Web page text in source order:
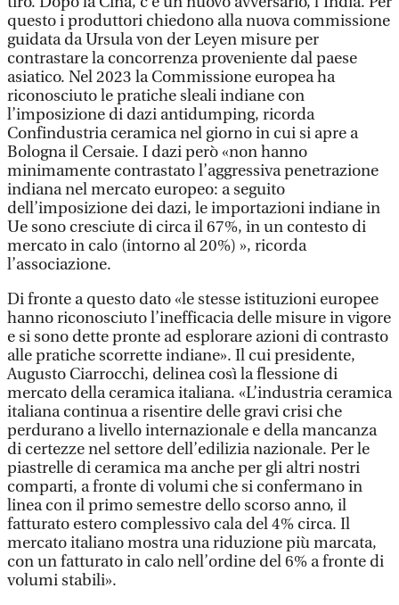
questo i produttori chiedono alla nuova commissione
guidata da Ursula von der Leyen misure per
contrastare la concorrenza proveniente dal paese
asiatico. Nel 2023 la Commissione europea ha
riconosciuto le pratiche sleali indiane con
l’imposizione di dazi antidumping, ricorda
Confindustria ceramica nel giorno in cui si apre a
Bologna il Cersaie. I dazi però «non hanno
minimamente contrastato l’aggressiva penetrazione
indiana nel mercato europeo: a seguito
dell’imposizione dei dazi, le importazioni indiane in
Ue sono cresciute di circa il 67%, in un contesto di
mercato in calo (intorno al 20%) », ricorda
l’associazione.
Di fronte a questo dato «le stesse istituzioni europee
hanno riconosciuto l’inefficacia delle misure in vigore
e si sono dette pronte ad esplorare azioni di contrasto
alle pratiche scorrette indiane». Il cui presidente,
Augusto Ciarrocchi, delinea così la flessione di
mercato della ceramica italiana. «L’industria ceramica
italiana continua a risentire delle gravi crisi che
perdurano a livello internazionale e della mancanza
di certezze nel settore dell’edilizia nazionale. Per le
piastrelle di ceramica ma anche per gli altri nostri
comparti, a fronte di volumi che si confermano in
linea con il primo semestre dello scorso anno, il
fatturato estero complessivo cala del 4% circa. Il
mercato italiano mostra una riduzione più marcata,
con un fatturato in calo nell’ordine del 6% a fronte di
volumi stabili».